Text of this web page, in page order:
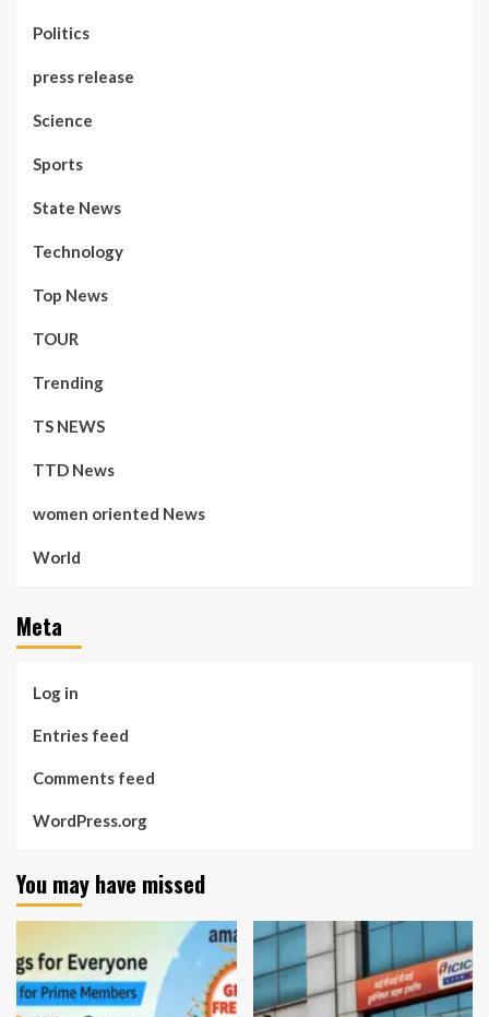
Politics
press release
Science
Sports
State News
Technology
Top News
TOUR
Trending
TS NEWS
TTD News
women oriented News
World
Meta
Log in
Entries feed
Comments feed
WordPress.org
You may have missed